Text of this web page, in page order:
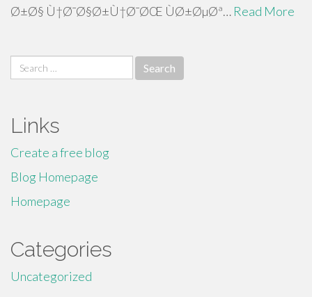
Ø±Ø§ Ù†Ø¯Ø§Ø±Ù†Ø¯ØŒ ÙØ±ØµØª… Read More
Search
for:
Links
Create a free blog
Blog Homepage
Homepage
Categories
Uncategorized